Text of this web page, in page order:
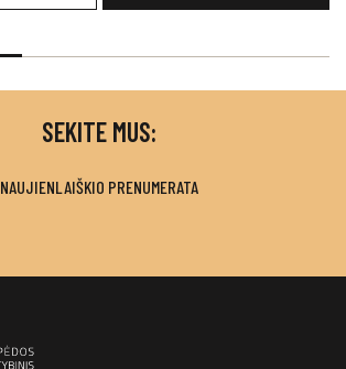
SEKITE MUS:
NAUJIENLAIŠKIO PRENUMERATA